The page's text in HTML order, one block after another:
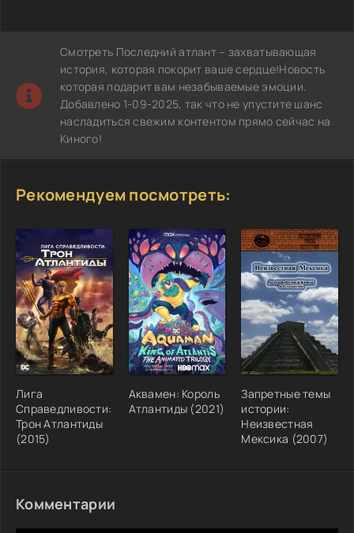
Смотреть Последний атлант – захватывающая
история, которая покорит ваше сердце!Новость
которая подарит вам незабываемые эмоции.
Добавлено 1-09-2025, так что не упустите шанс
насладиться свежим контентом прямо сейчас на
Киного!
Рекомендуем посмотреть:
Лига
Справедливости:
Трон Атлантиды
(2015)
Аквамен: Король
Атлантиды (2021)
Запретные темы
истории:
Неизвестная
Мексика (2007)
Комментарии